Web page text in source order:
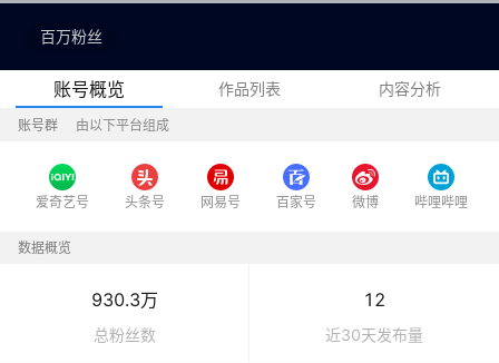
百万粉丝
账号概览 作品列表 内容分析
账号群 由以下平台组成
爱奇艺号 头条号 网易号 百家号 微博 哔哩哔哩
数据概览
930.3万
总粉丝数
12
近30天发布量